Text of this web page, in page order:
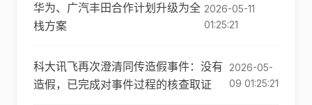
华为、广汽丰田合作计划升级为全
栈方案
2026-05-11
01:25:21
科大讯飞再次澄清同传造假事件：没有
造假，已完成对事件过程的核查取证
2026-05-
09 01:25:21